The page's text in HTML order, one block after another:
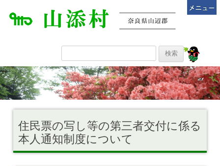
住民票の写し等の第三者交付に係る
本人通知制度について